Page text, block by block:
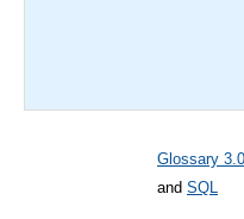
Glossary 3.0
and SQL